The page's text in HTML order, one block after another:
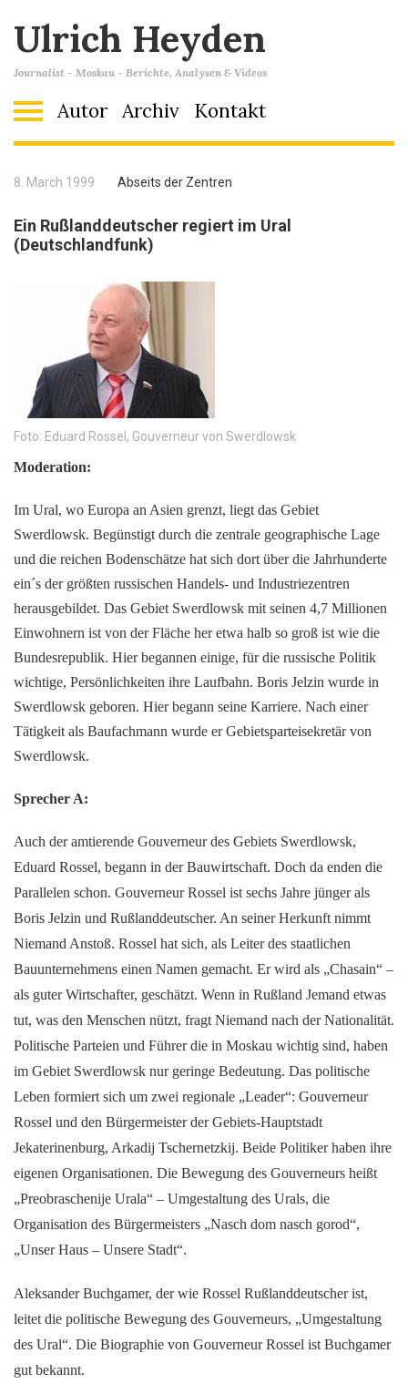
Ulrich Heyden
Journalist - Moskau - Berichte, Analysen & Videos
Autor Archiv Kontakt
8. March 1999 Abseits der Zentren
Ein Rußlanddeutscher regiert im Ural
(Deutschlandfunk)
Foto: Eduard Rossel, Gouverneur von Swerdlowsk
Moderation:
Im Ural, wo Europa an Asien grenzt, liegt das Gebiet
Swerdlowsk. Begünstigt durch die zentrale geographische Lage
und die reichen Bodenschätze hat sich dort über die Jahrhunderte
ein´s der größten russischen Handels- und Industriezentren
herausgebildet. Das Gebiet Swerdlowsk mit seinen 4,7 Millionen
Einwohnern ist von der Fläche her etwa halb so groß ist wie die
Bundesrepublik. Hier begannen einige, für die russische Politik
wichtige, Persönlichkeiten ihre Laufbahn. Boris Jelzin wurde in
Swerdlowsk geboren. Hier begann seine Karriere. Nach einer
Tätigkeit als Baufachmann wurde er Gebietsparteisekretär von
Swerdlowsk.
Sprecher A:
Auch der amtierende Gouverneur des Gebiets Swerdlowsk,
Eduard Rossel, begann in der Bauwirtschaft. Doch da enden die
Parallelen schon. Gouverneur Rossel ist sechs Jahre jünger als
Boris Jelzin und Rußlanddeutscher. An seiner Herkunft nimmt
Niemand Anstoß. Rossel hat sich, als Leiter des staatlichen
Bauunternehmens einen Namen gemacht. Er wird als „Chasain“ –
als guter Wirtschafter, geschätzt. Wenn in Rußland Jemand etwas
tut, was den Menschen nützt, fragt Niemand nach der Nationalität.
Politische Parteien und Führer die in Moskau wichtig sind, haben
im Gebiet Swerdlowsk nur geringe Bedeutung. Das politische
Leben formiert sich um zwei regionale „Leader“: Gouverneur
Rossel und den Bürgermeister der Gebiets-Hauptstadt
Jekaterinenburg, Arkadij Tschernetzkij. Beide Politiker haben ihre
eigenen Organisationen. Die Bewegung des Gouverneurs heißt
„Preobraschenije Urala“ – Umgestaltung des Urals, die
Organisation des Bürgermeisters „Nasch dom nasch gorod“,
„Unser Haus – Unsere Stadt“.
Aleksander Buchgamer, der wie Rossel Rußlanddeutscher ist,
leitet die politische Bewegung des Gouverneurs, „Umgestaltung
des Ural“. Die Biographie von Gouverneur Rossel ist Buchgamer
gut bekannt.